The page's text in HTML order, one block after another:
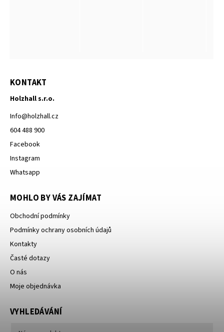
KONTAKT
Holzhall s.r.o.
Info@holzhall.cz
604 488 900
Facebook
Instagram
Whatsapp
MOHLO BY VÁS ZAJÍMAT
Obchodní podmínky
Podmínky ochrany osobních údajů
Kontakty
Časté dotazy
O nás
Moje objednávka
VYHLEDÁVÁNÍ